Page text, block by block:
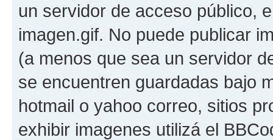
un servidor de acceso público,
imagen.gif. No puede publicar
(a menos que sea un servidor
se encuentren guardadas bajo
hotmail o yahoo correo, sitios
exhibir imagenes utilizá el